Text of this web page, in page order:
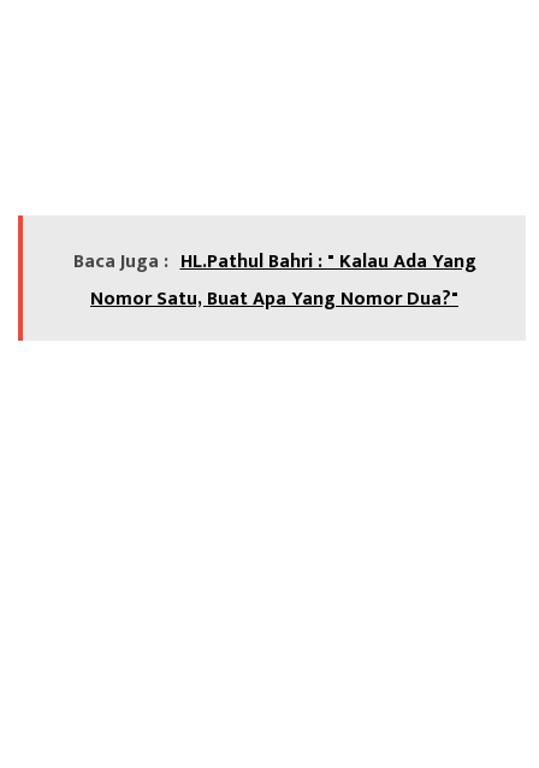
Baca Juga : HL.Pathul Bahri : " Kalau Ada Yang
Nomor Satu, Buat Apa Yang Nomor Dua?"